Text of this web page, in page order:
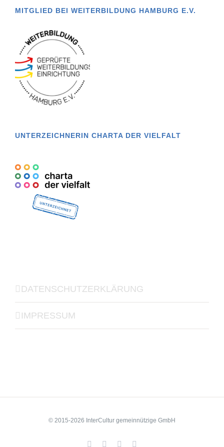
MITGLIED BEI WEITERBILDUNG HAMBURG E.V.
UNTERZEICHNERIN CHARTA DER VIELFALT
DATENSCHUTZERKLÄRUNG
IMPRESSUM
© 2015-2026 InterCultur gemeinnützige GmbH
FacebookYouTubeLinkedIn